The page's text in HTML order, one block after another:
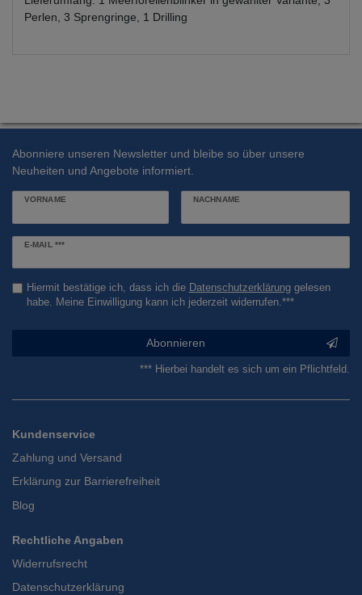
Perlen, 3 Sprengringe, 1 Drilling
Abonniere unseren Newsletter und bleibe so über unsere
Neuheiten und Angebote informiert.
VORNAME NACHNAME
E-MAIL ***
Newsletter
Hiermit bestätige ich, dass ich die Daten­schutz­erklärunggelesen
habe. Meine Einwilligung kann ich jederzeit widerrufen.***
Abonnieren
*** Hierbei handelt es sich um ein Pflichtfeld.
Kundenservice
Zahlung und Versand
Erklärung zur Barrierefreiheit
Blog
Rechtliche Angaben
Widerrufsrecht
Datenschutzerklärung